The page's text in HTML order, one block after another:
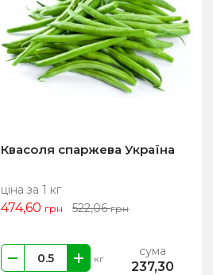
Квасоля спаржева Україна
ціна за 1 кг
474,60 грн 522,06грн
кг сума
237,30